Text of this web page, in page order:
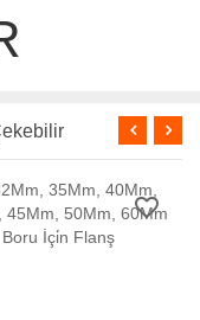
favorite_border